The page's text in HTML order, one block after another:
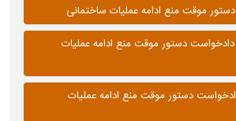
موقت منع ادامه عملیات ساختمانی
دادخواست دستور موقت منع ادامه عملیات
دستور موقت منع ادامه عملیات